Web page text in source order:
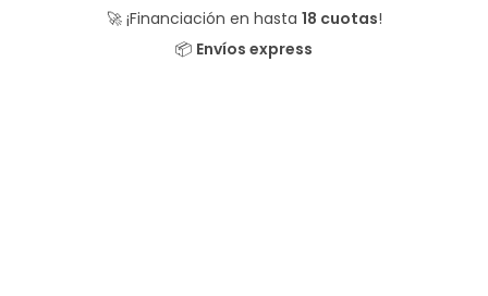
🚀 ¡Financiación en hasta 18 cuotas!
📦 Envíos express